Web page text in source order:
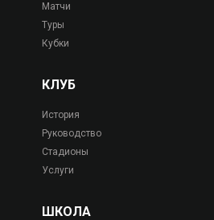
Матчи
Туры
Кубки
КЛУБ
История
Руководство
Стадионы
Услуги
ШКОЛА